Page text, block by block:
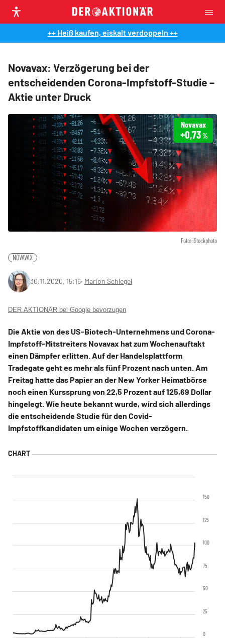
++ Heiß kaufen, eiskalt verdoppeln ++
Novavax: Verzögerung bei der
entscheidenden Corona-Impfstoff-Studie –
Aktie unter Druck
Foto: iStockphoto
Novavax
+0,73%
NOVAVAX
30.11.2020, 15:16‧ Marion Schlegel
DER AKTIONÄR bei Google bevorzugen
Die Aktie von des US-Biotech-Unternehmens und Corona-
Impfstoff-Mitstreiters Novavax hat zum Wochenauftakt
einen Dämpfer erlitten. Auf der Handelsplattform
Tradegate geht es mehr als fünf Prozent nach unten. Am
Freitag hatte das Papier an der New Yorker Heimatbörse
noch einen Kurssprung von 22,5 Prozent auf 125,69 Dollar
hingelegt. Wie heute bekannt wurde, wird sich allerdings
die entscheidende Studie für den Covid-
Impfstoffkandidaten um einige Wochen verzögern.
0
25
50
75
100
125
150